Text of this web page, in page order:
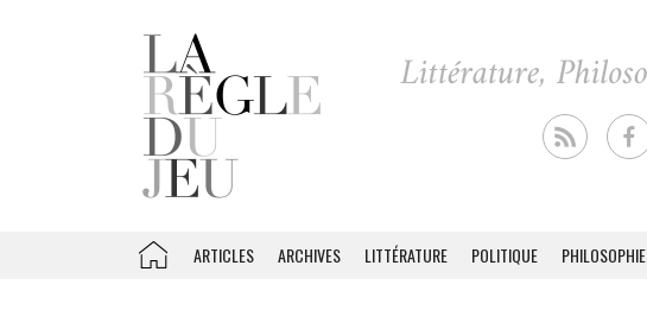
ARTICLES ARCHIVES LITTÉRATURE POLITIQUE PHILOSOPHIE